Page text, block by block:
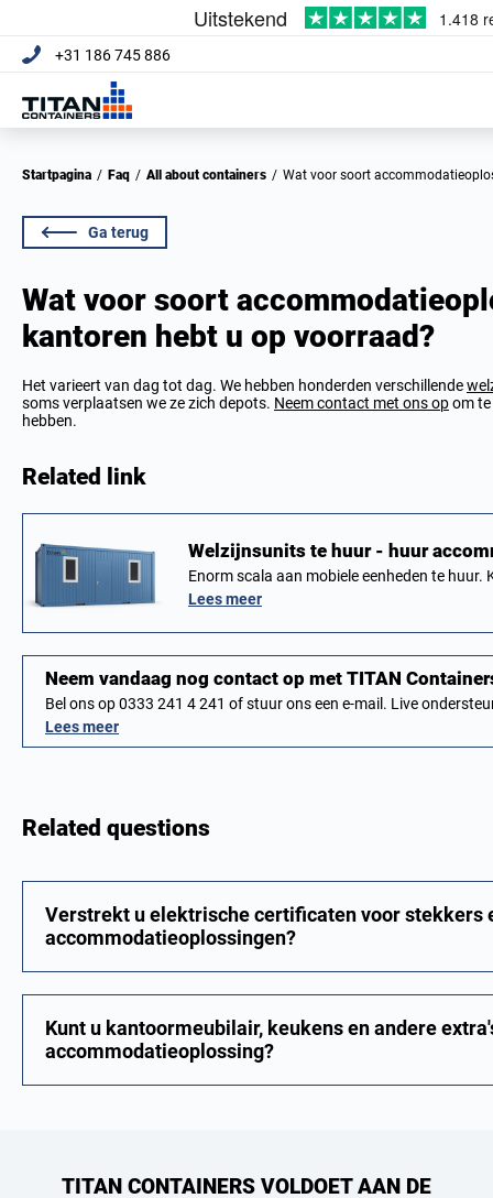
+31 186 745 886
Startpagina / Faq / All about containers / Wat voor soort
Ga terug
Wat voor soort
kantoren hebt u op voorraad?
Het varieert van dag tot dag. We hebben honderden verschillende
soms verplaatsen we ze zich depots. Neem contact met ons opom
hebben.
Related link
Welzijnsunits te huur - huur
Enorm scala aan mobiele eenheden te
Lees meer
Neem vandaag nog contact op met TITAN
Bel ons op 0333 241 4 241 of stuur ons een e-mail. Live
Lees meer
Related questions
Verstrekt u elektrische certificaten voor stekkers
accommodatieoplossingen?
Kunt u kantoormeubilair, keukens en andere
accommodatieoplossing?
TITAN CONTAINERS VOLDOET AAN DE